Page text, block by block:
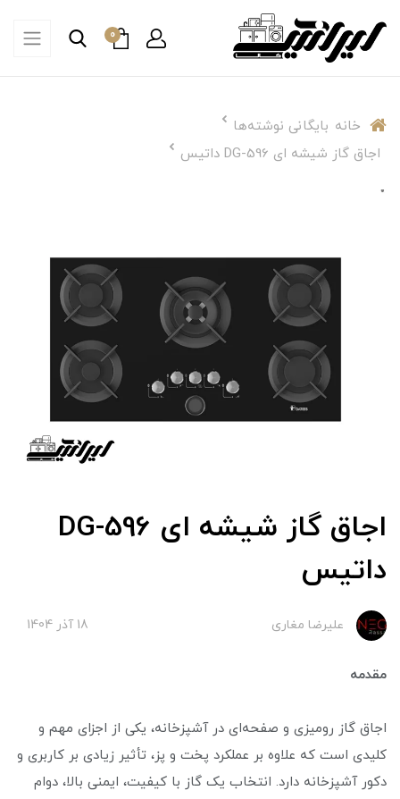
0
خانه بایگانی نوشته‌ها
اجاق گاز شیشه ای DG-596 داتیس
اجاق گاز شیشه ای DG-596
داتیس
علیرضا مغاری 18 آذر 1404
مقدمه
اجاق گاز رومیزی و صفحه‌ای در آشپزخانه، یکی از اجزای مهم و
کلیدی است که علاوه بر عملکرد پخت و پز، تأثیر زیادی بر کاربری و
دکور آشپزخانه دارد. انتخاب یک گاز با کیفیت، ایمنی بالا، دوام